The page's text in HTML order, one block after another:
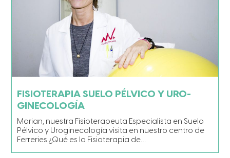
FISIOTERAPIA SUELO PÉLVICO Y URO-
GINECOLOGÍA
Marian, nuestra Fisioterapeuta Especialista en Suelo
Pélvico y Uroginecología visita en nuestro centro de
Ferreries ¿Qué es la Fisioterapia de…